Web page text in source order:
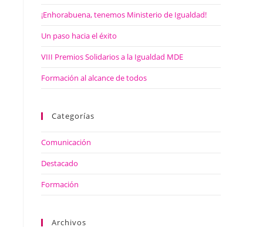
¡Enhorabuena, tenemos Ministerio de Igualdad!
Un paso hacia el éxito
VIII Premios Solidarios a la Igualdad MDE
Formación al alcance de todos
Categorías
Comunicación
Destacado
Formación
Archivos